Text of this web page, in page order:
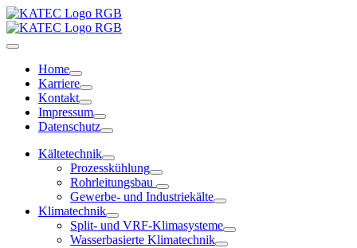
Home
Karriere
Kontakt
Impressum
Datenschutz
Kältetechnik
Prozesskühlung
Rohrleitungsbau
Gewerbe- und Industriekälte
Klimatechnik
Split- und VRF-Klimasysteme
Wasserbasierte Klimatechnik